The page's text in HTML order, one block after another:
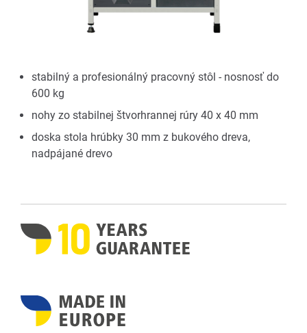
stabilný a profesionálný pracovný stôl - nosnosť do
600 kg
nohy zo stabilnej štvorhrannej rúry 40 x 40 mm
doska stola hrúbky 30 mm z bukového dreva,
nadpájané drevo